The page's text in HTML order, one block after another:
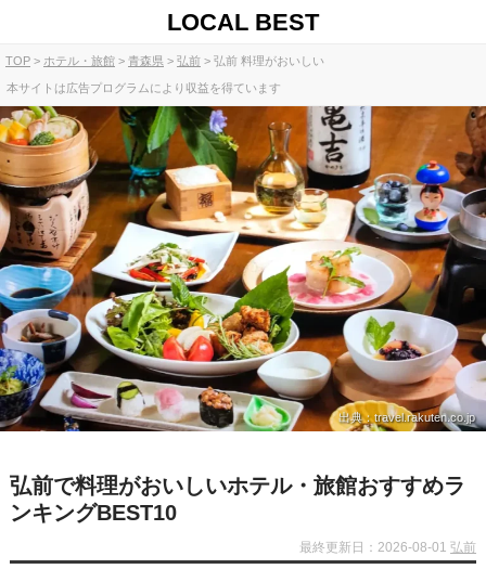
LOCAL BEST
TOP ホテル・旅館 青森県 弘前 弘前 料理がおいしい
本サイトは広告プログラムにより収益を得ています
出典：travel.rakuten.co.jp
弘前で料理がおいしいホテル・旅館おすすめラ
ンキングBEST10
最終更新日：2026-08-01弘前